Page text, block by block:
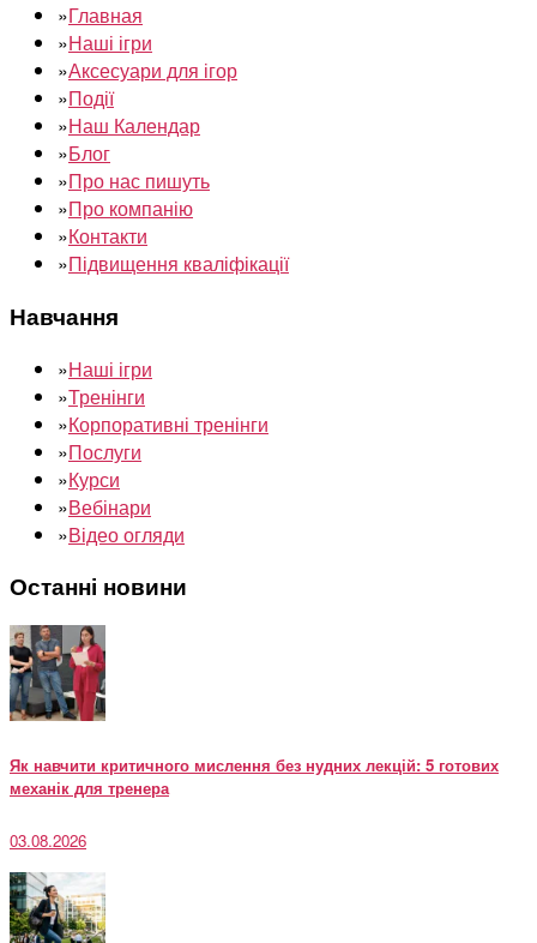
»Главная
»Наші ігри
»Аксесуари для ігор
»Події
»Наш Календар
»Блог
»Про нас пишуть
»Про компанію
»Контакти
»Підвищення кваліфікації
Навчання
»Наші ігри
»Тренінги
»Корпоративні тренінги
»Послуги
»Курси
»Вебінари
»Відео огляди
Останні новини
Як навчити критичного мислення без нудних лекцій: 5 готових
механік для тренера
03.08.2026